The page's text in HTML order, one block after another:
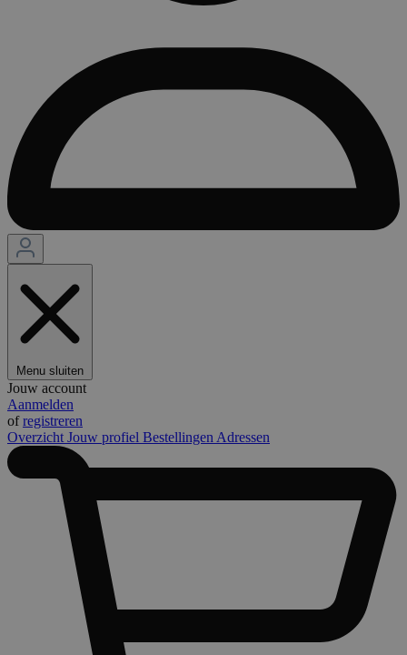
Menu sluiten
Jouw account
Aanmelden
ofregistreren
Overzicht Jouw profiel Bestellingen Adressen